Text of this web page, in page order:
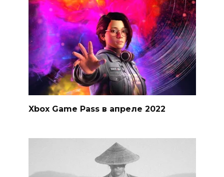
Xbox Game Pass в апреле 2022